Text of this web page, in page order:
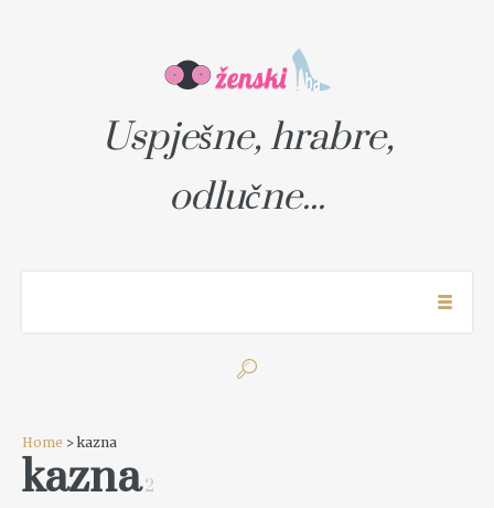
Uspješne, hrabre,
odlučne...
Home > kazna
kazna2